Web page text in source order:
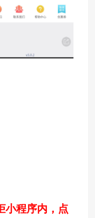
小程序内，点